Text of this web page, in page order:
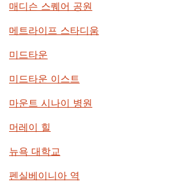
매디슨 스퀘어 공원
메트라이프 스타디움
미드타운
미드타운 이스트
마운트 시나이 병원
머레이 힐
뉴욕 대학교
펜실베이니아 역